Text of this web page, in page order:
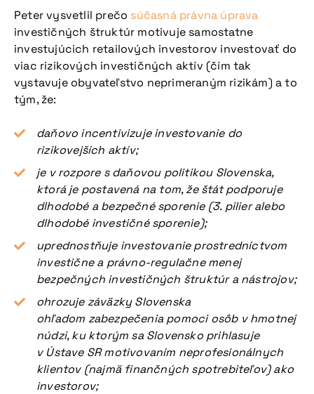
Peter vysvetlil prečo súčasná právna úprava
investičných štruktúr motivuje samostatne
investujúcich retailových investorov investovať do
viac rizikových investičných aktív (čím tak
vystavuje obyvateľstvo neprimeraným rizikám) a to
tým, že:
daňovo incentivizuje investovanie do
rizikovejších aktív;
je v rozpore s daňovou politikou Slovenska,
ktorá je postavená na tom, že štát podporuje
dlhodobé a bezpečné sporenie (3. pilier alebo
dlhodobé investičné sporenie);
uprednostňuje investovanie prostredníctvom
investične a právno-regulačne menej
bezpečných investičných štruktúr a nástrojov;
ohrozuje záväzky Slovenska
ohľadom zabezpečenia pomoci osôb v hmotnej
núdzi, ku ktorým sa Slovensko prihlasuje
v Ústave SR motivovaním neprofesionálnych
klientov (najmä finančných spotrebiteľov) ako
investorov;